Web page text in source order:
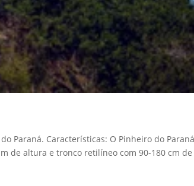
Paraná. Características: O Pinheiro do
de altura e tronco retilíneo com 90-180 cm de